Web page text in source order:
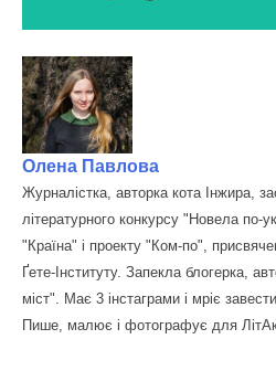
Олена Павлова
Журналістка, авторка кота Інжира,
літературного конкурсу "Новела по-
"Країна" і проекту "Ком-по",
Ґете-Інституту. Запекла блогерка,
міст". Має 3 інстаграми і мріє
Пише, малює і фотографує для